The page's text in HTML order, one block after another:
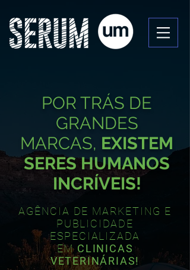
POR TRÁS DE
GRANDES
MARCAS, EXISTEM
SERES HUMANOS
INCRÍVEIS!
AGÊNCIA DE MARKETING E
PUBLICIDADE
ESPECIALIZADA
EM CLINICAS
VETERINÁRIAS!